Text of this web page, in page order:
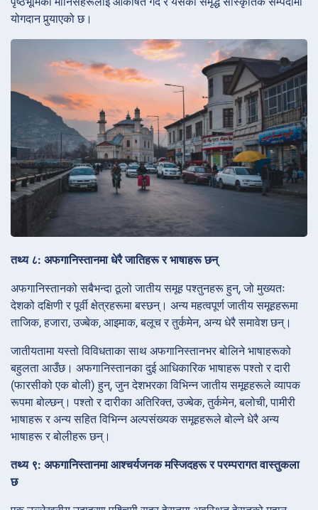
योगदान पुर्‍याएको छ।
तथ्य ८: अफगानिस्तानमा धेरै जातिहरू र भाषाहरू छन्
अफगानिस्तानको सबैभन्दा ठूलो जातीय समूह पश्तुनहरू हुन्, जो मुख्यतः
देशको दक्षिणी र पूर्वी क्षेत्रहरूमा बस्छन्। अन्य महत्वपूर्ण जातीय समूहहरूमा
ताजिक, हजारा, उज्बेक, आइमाक, बलूच र तुर्कमेन, अन्य धेरै समावेश छन्।
जातीयतामा यस्तो विविधताका साथ अफगानिस्तानभर बोलिने भाषाहरूको
बहुलता आउँछ। अफगानिस्तानका दुई आधिकारिक भाषाहरू पश्तो र दारी
(फारसीको एक बोली) हुन्, जुन देशभरका विभिन्न जातीय समूहहरूले व्यापक
रूपमा बोल्छन्। पश्तो र दारीका अतिरिक्त, उज्बेक, तुर्कमेन, बलोची, पामीरी
भाषाहरू र अन्य सहित विभिन्न अल्पसंख्यक समूहहरूले बोल्ने धेरै अन्य
भाषाहरू र बोलीहरू छन्।
तथ्य ९: अफगानिस्तानमा आश्चर्यजनक मस्जिदहरू र परम्परागत वास्तुकला
छ